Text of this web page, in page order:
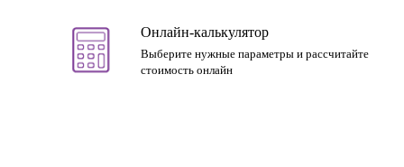
Онлайн-калькулятор
Выберите нужные параметры и рассчитайте
стоимость онлайн